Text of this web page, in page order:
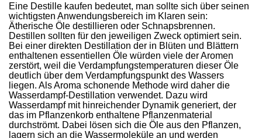
Eine Destille kaufen bedeutet, man sollte sich über seinen
wichtigsten Anwendungsbereich im Klaren sein:
Ätherische Öle destillieren oder Schnapsbrennen.
Destillen sollten für den jeweiligen Zweck optimiert sein.
Bei einer direkten Destillation der in Blüten und Blättern
enthaltenen essentiellen Öle würden viele der Aromen
zerstört, weil die Verdampfungstemperaturen dieser Öle
deutlich über dem Verdampfungspunkt des Wassers
liegen. Als Aroma schonende Methode wird daher die
Wasserdampf-Destillation verwendet. Dazu wird
Wasserdampf mit hinreichender Dynamik generiert, der
das im Pflanzenkorb enthaltene Pflanzenmaterial
durchströmt. Dabei lösen sich die Öle aus den Pflanzen,
lagern sich an die Wassermoleküle an und werden